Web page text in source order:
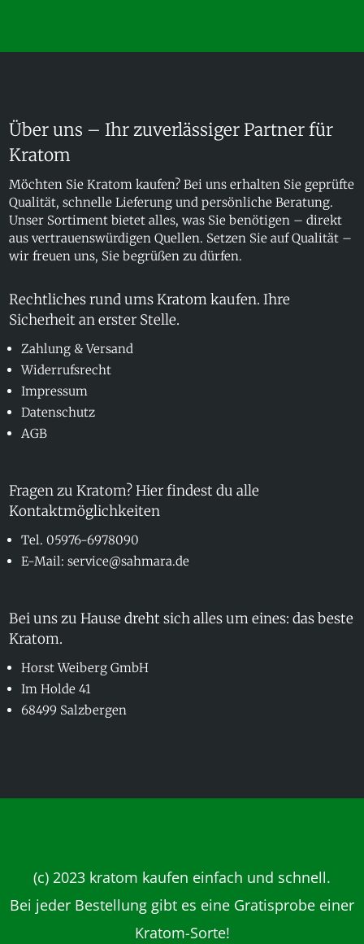
Über uns – Ihr zuverlässiger Partner für
Kratom
Möchten Sie Kratom kaufen? Bei uns erhalten Sie geprüfte
Qualität, schnelle Lieferung und persönliche Beratung.
Unser Sortiment bietet alles, was Sie benötigen – direkt
aus vertrauenswürdigen Quellen. Setzen Sie auf Qualität –
wir freuen uns, Sie begrüßen zu dürfen.
Rechtliches rund ums Kratom kaufen. Ihre
Sicherheit an erster Stelle.
Zahlung & Versand
Widerrufsrecht
Impressum
Datenschutz
AGB
Fragen zu Kratom? Hier findest du alle
Kontaktmöglichkeiten
Tel. 05976-6978090
E-Mail: service@sahmara.de
Bei uns zu Hause dreht sich alles um eines: das beste
Kratom.
Horst Weiberg GmbH
Im Holde 41
68499 Salzbergen
(c) 2023 kratom kaufen einfach und schnell.
Bei jeder Bestellung gibt es eine Gratisprobe einer
Kratom-Sorte!